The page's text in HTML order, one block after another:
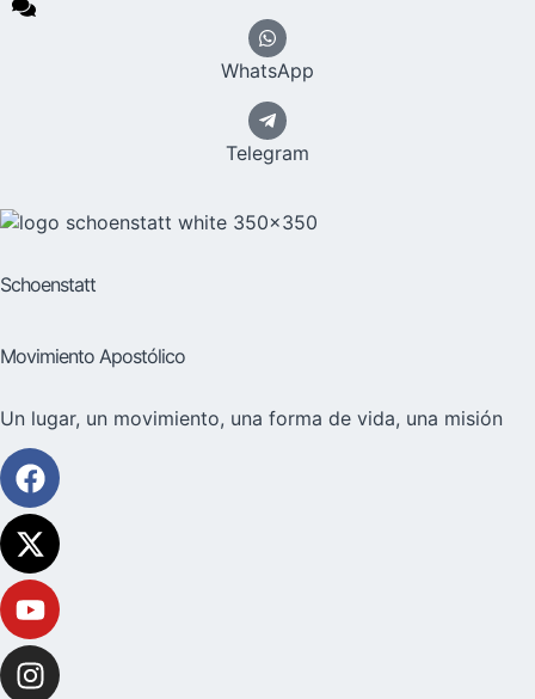
WhatsApp
Telegram
Schoenstatt
Movimiento Apostólico
Un lugar, un movimiento, una forma de vida, una misión